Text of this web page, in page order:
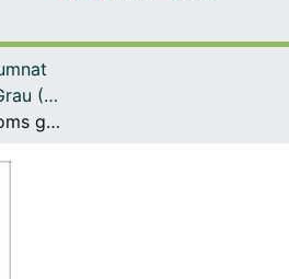
Navega per tot el DD
Treballs Finals de Grau (TFG) - Lingüística
La producció de noms genèrics en pacients esquizofrènics amb trastorn del pensament